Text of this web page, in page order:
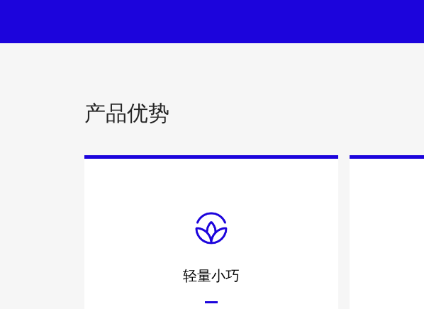
产品优势
轻量小巧